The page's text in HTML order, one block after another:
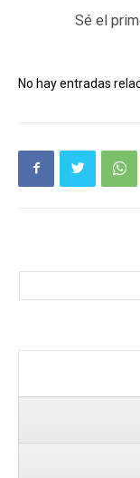
Sé el
No hay entradas